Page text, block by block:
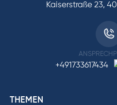
Kaiserstraße 23,
+491733617434
THEMEN